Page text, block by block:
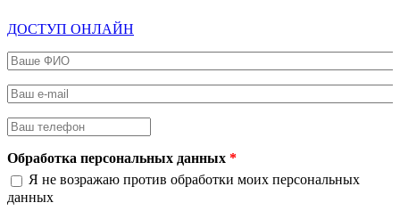
ДОСТУП ОНЛАЙН
Ваше ФИО
Ваш e-mail
Ваш телефон
Обработка персональных данных *
Я не возражаю против обработки моих персональных
данных